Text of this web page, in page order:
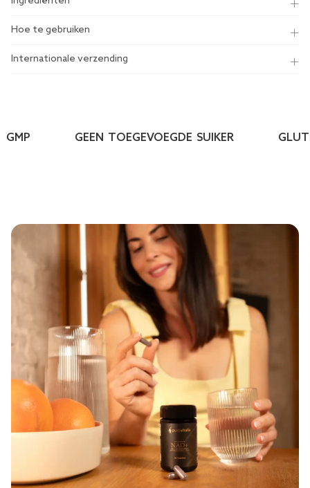
Hoe te gebruiken
Internationale verzending
GEEN TOEGEVOEGDE SUIKER